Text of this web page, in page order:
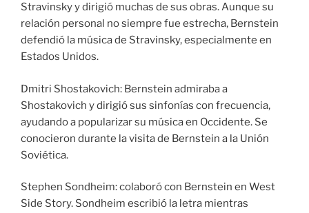
Stravinsky y dirigió muchas de sus obras. Aunque su
relación personal no siempre fue estrecha, Bernstein
defendió la música de Stravinsky, especialmente en
Estados Unidos.
Dmitri Shostakovich: Bernstein admiraba a
Shostakovich y dirigió sus sinfonías con frecuencia,
ayudando a popularizar su música en Occidente. Se
conocieron durante la visita de Bernstein a la Unión
Soviética.
Stephen Sondheim: colaboró con Bernstein en West
Side Story. Sondheim escribió la letra mientras